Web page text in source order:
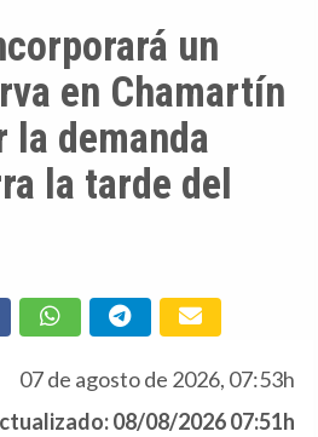
un
en Chamartín
la demanda
la tarde del
07 de agosto de 2026, 07:53h
08/08/2026 07:51h